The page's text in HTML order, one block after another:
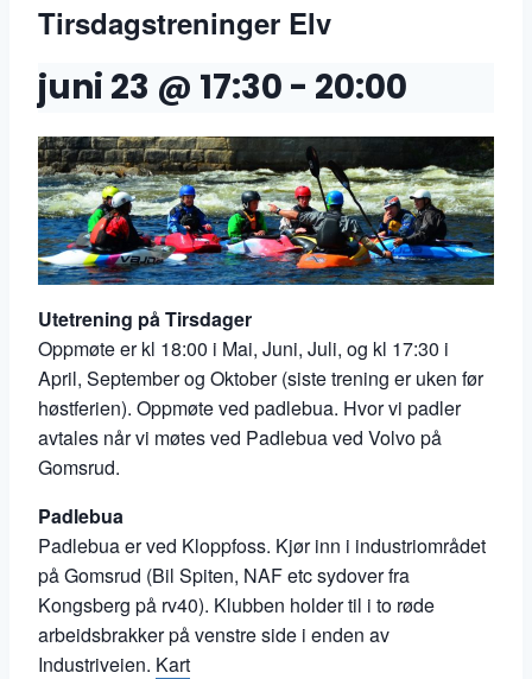
Tirsdagstreninger Elv
juni 23 @ 17:30 - 20:00
Utetrening på Tirsdager
Oppmøte er kl 18:00 i Mai, Juni, Juli, og kl 17:30 i
April, September og Oktober (siste trening er uken før
høstferien). Oppmøte ved padlebua. Hvor vi padler
avtales når vi møtes ved Padlebua ved Volvo på
Gomsrud.
Padlebua
Padlebua er ved Kloppfoss. Kjør inn i industriområdet
på Gomsrud (Bil Spiten, NAF etc sydover fra
Kongsberg på rv40). Klubben holder til i to røde
arbeidsbrakker på venstre side i enden av
Industriveien. Kart